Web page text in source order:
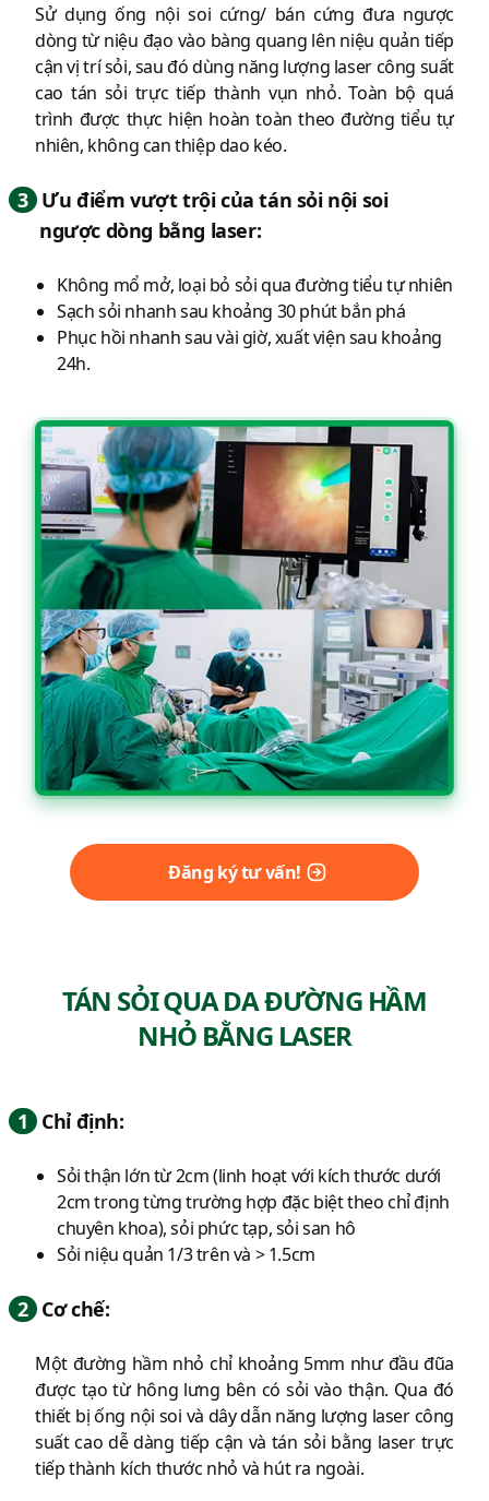
Sử dụng ống nội soi cứng/ bán cứng đưa ngược
dòng từ niệu đạo vào bàng quang lên niệu quản tiếp
cận vị trí sỏi, sau đó dùng năng lượng laser công suất
cao tán sỏi trực tiếp thành vụn nhỏ. Toàn bộ quá
trình được thực hiện hoàn toàn theo đường tiểu tự
nhiên, không can thiệp dao kéo.
3 Ưu điểm vượt trội của tán sỏi nội soi
ngược dòng bằng laser:
Không mổ mở, loại bỏ sỏi qua đường tiểu tự nhiên
Sạch sỏi nhanh sau khoảng 30 phút bắn phá
Phục hồi nhanh sau vài giờ, xuất viện sau khoảng
24h.
Đăng ký tư vấn!
TÁN SỎI QUA DA ĐƯỜNG HẦM
NHỎ BẰNG LASER
1 Chỉ định:
Sỏi thận lớn từ 2cm (linh hoạt với kích thước dưới
2cm trong từng trường hợp đặc biệt theo chỉ định
chuyên khoa), sỏi phức tạp, sỏi san hô
Sỏi niệu quản 1/3 trên và > 1.5cm
2 Cơ chế:
Một đường hầm nhỏ chỉ khoảng 5mm như đầu đũa
được tạo từ hông lưng bên có sỏi vào thận. Qua đó
thiết bị ống nội soi và dây dẫn năng lượng laser công
suất cao dễ dàng tiếp cận và tán sỏi bằng laser trực
tiếp thành kích thước nhỏ và hút ra ngoài.